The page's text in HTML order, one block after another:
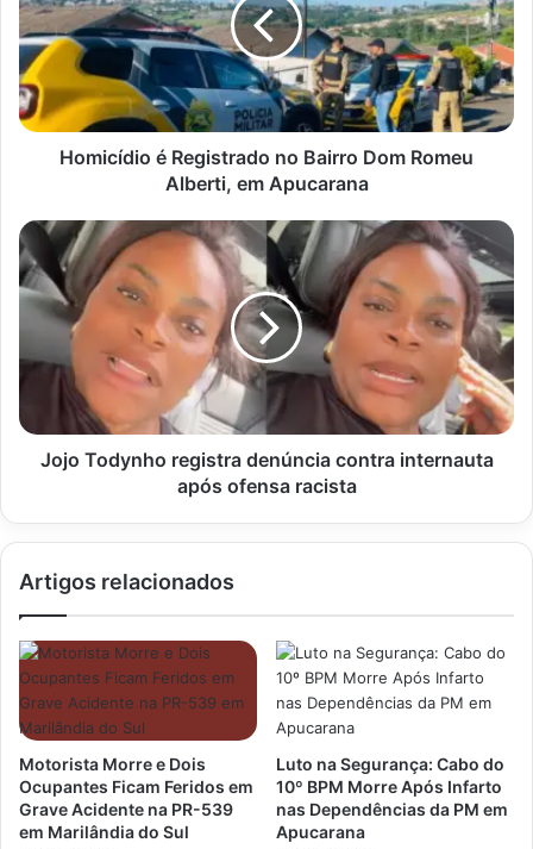
Bairro
Dom
Romeu
Alberti,
em
ApucaranaHomicídio é Registrado no Bairro Dom Romeu
Alberti, em Apucarana
Jojo
Todynho
registra
denúncia
internauta
após
racista
Jojo Todynho registra denúncia contra internauta
após ofensa racista
Artigos relacionados
Motorista Morre e Dois
Ocupantes Ficam Feridos em
Grave Acidente na PR-539
em Marilândia do Sul
Luto na Segurança: Cabo do
10º BPM Morre Após Infarto
nas Dependências da PM em
Apucarana